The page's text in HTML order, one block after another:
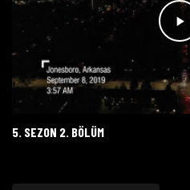
5. SEZON 2. BÖLÜM